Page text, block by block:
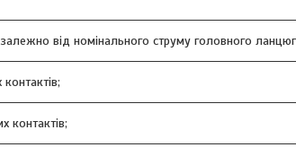
від номінального струму головного
контактів;